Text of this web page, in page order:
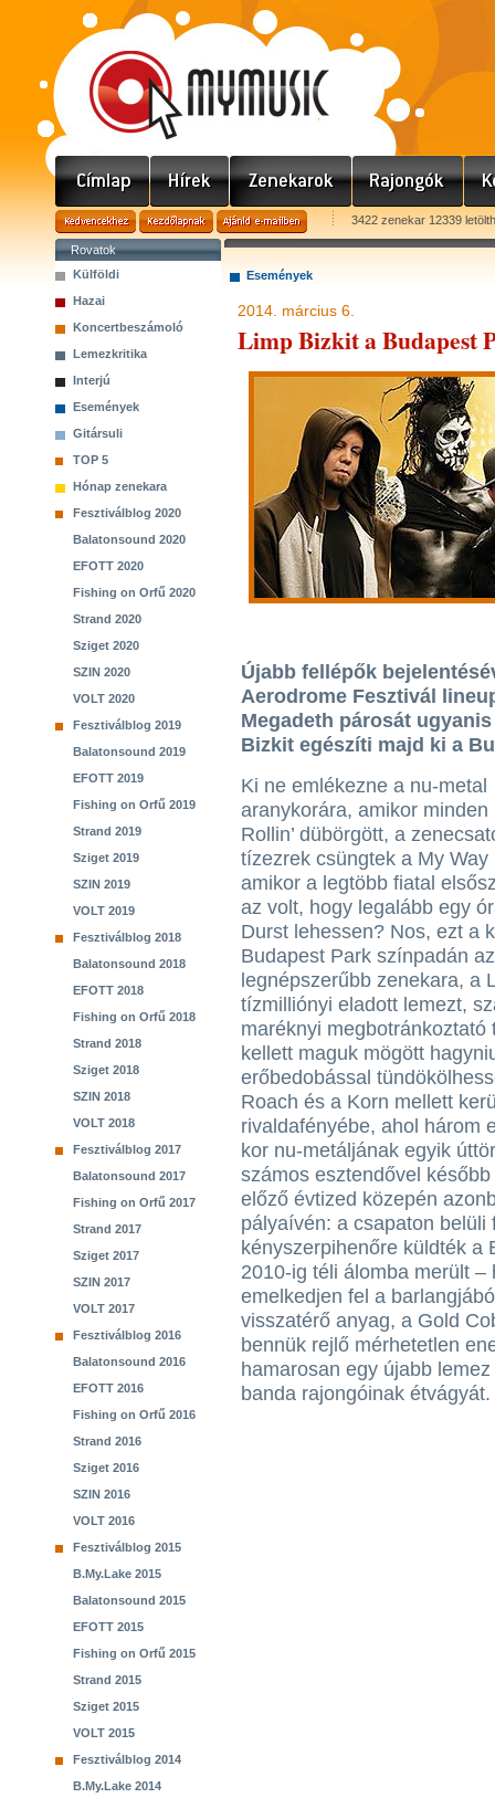
3422 zenekar 12339
Rovatok
Külföldi
Hazai
Koncertbeszámoló
Lemezkritika
Interjú
Események
Gitársuli
TOP 5
Hónap zenekara
Fesztiválblog 2020
Balatonsound 2020
EFOTT 2020
Fishing on Orfű 2020
Strand 2020
Sziget 2020
SZIN 2020
VOLT 2020
Fesztiválblog 2019
Balatonsound 2019
EFOTT 2019
Fishing on Orfű 2019
Strand 2019
Sziget 2019
SZIN 2019
VOLT 2019
Fesztiválblog 2018
Balatonsound 2018
EFOTT 2018
Fishing on Orfű 2018
Strand 2018
Sziget 2018
SZIN 2018
VOLT 2018
Fesztiválblog 2017
Balatonsound 2017
Fishing on Orfű 2017
Strand 2017
Sziget 2017
SZIN 2017
VOLT 2017
Fesztiválblog 2016
Balatonsound 2016
EFOTT 2016
Fishing on Orfű 2016
Strand 2016
Sziget 2016
SZIN 2016
VOLT 2016
Fesztiválblog 2015
B.My.Lake 2015
Balatonsound 2015
EFOTT 2015
Fishing on Orfű 2015
Strand 2015
Sziget 2015
VOLT 2015
Fesztiválblog 2014
B.My.Lake 2014
Események
2014. március 6.
Limp Bizkit a Budapest
Újabb fellépők
Aerodrome Fesztivál
Megadeth párosát
Bizkit egészíti majd ki a
Ki ne emlékezne a nu-metal
aranykorára, amikor minden
Rollin’ dübörgött, a
tízezrek csüngtek a My Way
amikor a legtöbb fiatal
az volt, hogy legalább egy
Durst lehessen? Nos, ezt a
Budapest Park színpadán
legnépszerűbb zenekara, a
tízmilliónyi eladott lemezt,
maréknyi
kellett maguk mögött
erőbedobással
Roach és a Korn mellett
rivaldafényébe, ahol három
kor nu-metáljának egyik
számos esztendővel
előző évtized közepén
pályaívén: a csapaton belüli
kényszerpihenőre küldték a
2010-ig téli álomba merült
emelkedjen fel a
visszatérő anyag, a Gold
bennük rejlő mérhetetlen
hamarosan egy újabb
banda rajongóinak étvágyát.